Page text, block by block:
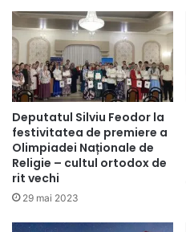
Deputatul Silviu Feodor la
festivitatea de premiere a
Olimpiadei Naționale de
Religie – cultul ortodox de
rit vechi
29 mai 2023